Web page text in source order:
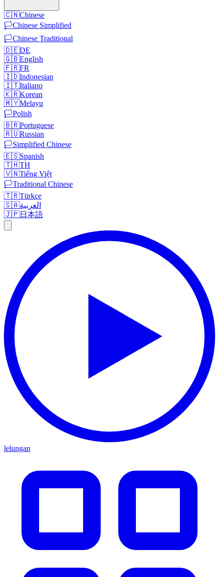
🇨🇳Chinese
🏳️Chinese Simplified
🏳️Chinese Traditional
🇩🇪DE
🇬🇧English
🇫🇷FR
🇮🇩Indonesian
🇮🇹Italiano
🇰🇷Korean
🇲🇾Melayu
🏳️Polish
🇧🇷Portuguese
🇷🇺Russian
🏳️Simplified Chinese
🇪🇸Spanish
🇹🇭TH
🇻🇳Tiếng Việt
🏳️Traditional Chinese
🇹🇷Türkçe
🇸🇦العربية
🇯🇵日本語
lelungan